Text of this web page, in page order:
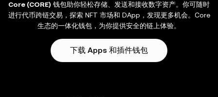
Core (CORE) 钱包助你轻松存储、发送和接收数字资产。你可随时
进行代币跨链交易，探索 NFT 市场和 DApp，发现更多机会。Core
生态的一体化钱包，为你提供安全的链上体验。
下载 Apps 和插件钱包